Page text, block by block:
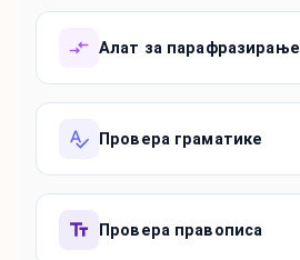
Алат за парафразирање
Провера граматике
Провера правописа